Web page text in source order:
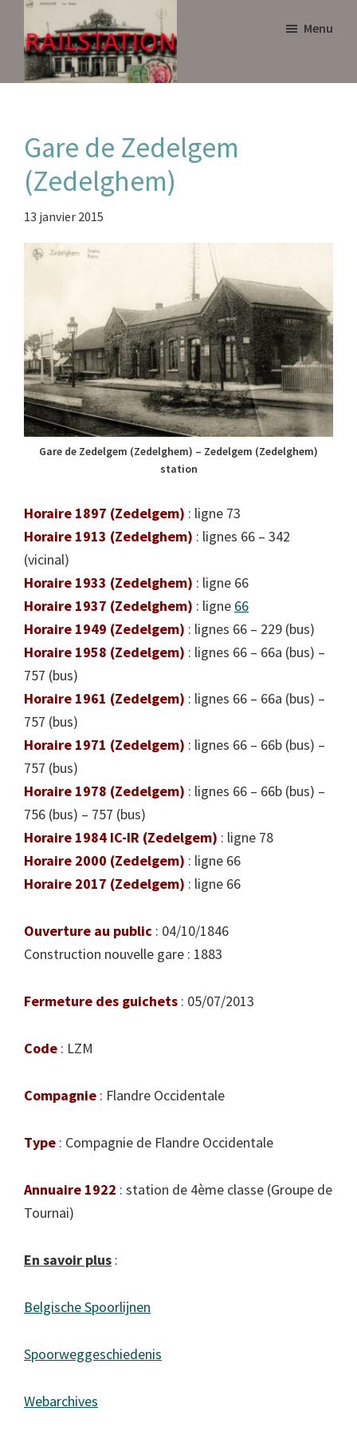
main
content
primary
sidebar
Menu
Gare de Zedelgem
(Zedelghem)
13 janvier 2015
Gare de Zedelgem (Zedelghem) – Zedelgem (Zedelghem)
station
Horaire 1897 (Zedelgem) : ligne 73
Horaire 1913 (Zedelghem) : lignes 66 – 342
(vicinal)
Horaire 1933 (Zedelghem) : ligne 66
Horaire 1937 (Zedelghem) : ligne 66
Horaire 1949 (Zedelgem) : lignes 66 – 229 (bus)
Horaire 1958 (Zedelgem) : lignes 66 – 66a (bus) –
757 (bus)
Horaire 1961 (Zedelgem) : lignes 66 – 66a (bus) –
757 (bus)
Horaire 1971 (Zedelgem) : lignes 66 – 66b (bus) –
757 (bus)
Horaire 1978 (Zedelgem) : lignes 66 – 66b (bus) –
756 (bus) – 757 (bus)
Horaire 1984 IC-IR (Zedelgem) : ligne 78
Horaire 2000 (Zedelgem) : ligne 66
Horaire 2017 (Zedelgem) : ligne 66
Ouverture au public : 04/10/1846
Construction nouvelle gare : 1883
Fermeture des guichets : 05/07/2013
Code : LZM
Compagnie : Flandre Occidentale
Type : Compagnie de Flandre Occidentale
Annuaire 1922 : station de 4ème classe (Groupe de
Tournai)
En savoir plus :
Belgische Spoorlijnen
Spoorweggeschiedenis
Webarchives